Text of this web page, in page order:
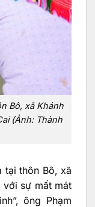
Bô, xã Khánh
(Ảnh: Thành
tại thôn Bô, xã
với sự mất mát
ông Phạm